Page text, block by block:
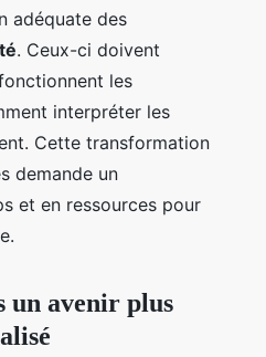
adéquate des
. Ceux-ci doivent
les
interpréter les
Cette transformation
demande un
et en ressources pour
un avenir plus